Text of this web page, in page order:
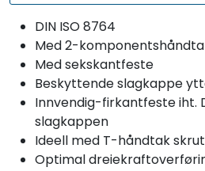
DIN ISO 8764
Med 2-
Med sekskantfeste
Beskyttende slagkappe
Innvendig-firkantfeste iht.
slagkappen
Ideell med T-håndtak
Optimal